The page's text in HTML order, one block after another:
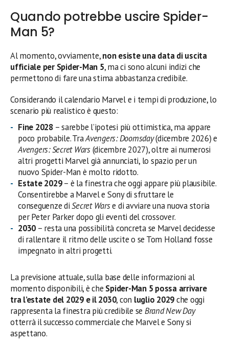
Quando potrebbe uscire Spider-
Man 5?
Al momento, ovviamente,non esiste una data di uscita
ufficiale per Spider-Man 5, ma ci sono alcuni indizi che
permettono di fare una stima abbastanza credibile.
Considerando il calendario Marvel e i tempi di produzione, lo
scenario più realistico è questo:
Fine 2028– sarebbe l’ipotesi più ottimistica, ma appare
poco probabile. TraAvengers: Doomsday(dicembre 2026) e
Avengers: Secret Wars(dicembre 2027), oltre ai numerosi
altri progetti Marvel già annunciati, lo spazio per un
nuovo Spider-Man è molto ridotto.
Estate 2029– è la finestra che oggi appare più plausibile.
Consentirebbe a Marvel e Sony di sfruttare le
conseguenze diSecret Warse di avviare una nuova storia
per Peter Parker dopo gli eventi del crossover.
2030 – resta una possibilità concreta se Marvel decidesse
di rallentare il ritmo delle uscite o se Tom Holland fosse
impegnato in altri progetti.
La previsione attuale, sulla base delle informazioni al
momento disponibili, è che Spider-Man 5 possa arrivare
tra l’estate del 2029 e il 2030, con luglio 2029che oggi
rappresenta la finestra più credibile se Brand New Day
otterrà il successo commerciale che Marvel e Sony si
aspettano.